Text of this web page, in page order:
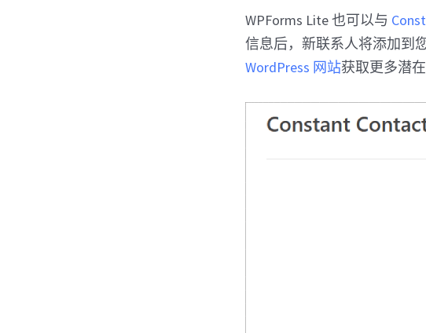
WPForms Lite 也可以与
信息后，新联系人将添加到
WordPress 网站获取更多潜